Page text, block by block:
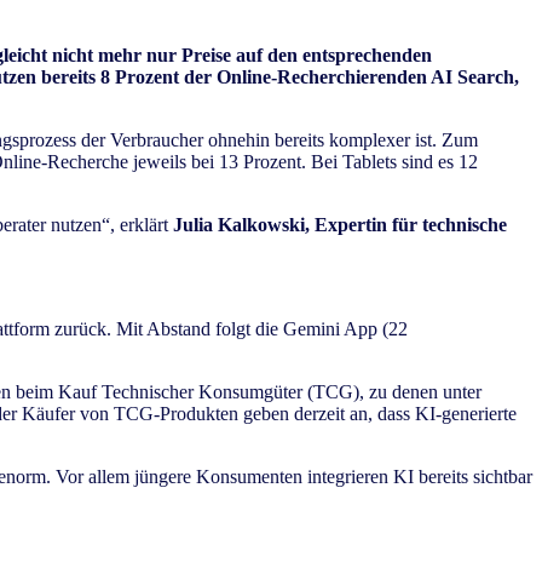
nicht mehr nur Preise auf den entsprechenden
bereits 8 Prozent der Online-Recherchierenden AI Search,
der Verbraucher ohnehin bereits komplexer ist. Zum
Recherche jeweils bei 13 Prozent. Bei Tablets sind es 12
nutzen“, erklärt Julia Kalkowski, Expertin für technische
zurück. Mit Abstand folgt die Gemini App (22
beim Kauf Technischer Konsumgüter (TCG), zu denen unter
Käufer von TCG-Produkten geben derzeit an, dass KI-generierte
Vor allem jüngere Konsumenten integrieren KI bereits sichtbar